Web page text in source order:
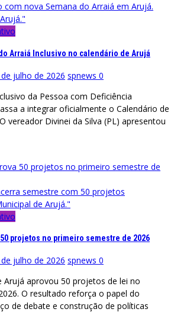
com nova Semana do Arraiá em Arujá.
Arraiá Inclusivo no calendário de Arujá
julho de 2026 spnews 0
da Pessoa com Deficiência
a integrar oficialmente o Calendário de
vereador Divinei da Silva (PL) apresentou
semestre com 50 projetos
de Arujá."
projetos no primeiro semestre de 2026
julho de 2026 spnews 0
Arujá aprovou 50 projetos de lei no
O resultado reforça o papel do
de debate e construção de políticas